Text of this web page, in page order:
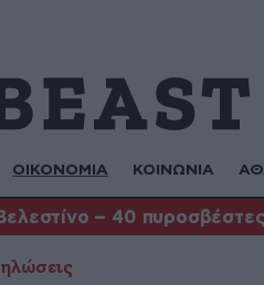
ΟΙΚΟΝΟΜΙΑ ΚΟΙΝΩΝΙΑ
– 40